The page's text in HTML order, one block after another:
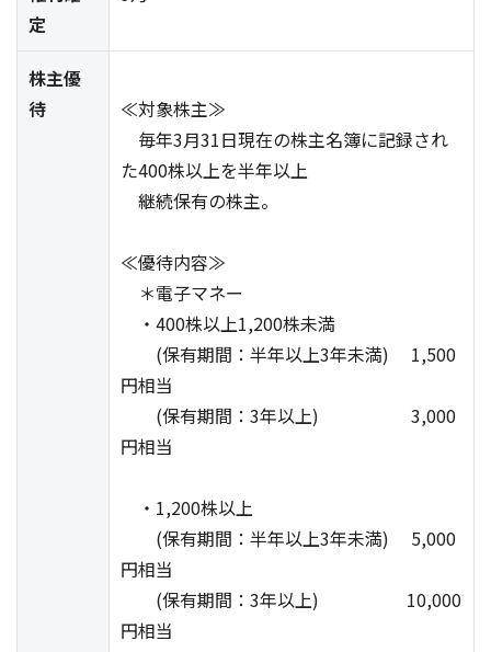
定
株主優
待
≪対象株主≫
毎年3月31日現在の株主名簿に記録され
た400株以上を半年以上
継続保有の株主。
≪優待内容≫
＊電子マネー
・400株以上1,200株未満
(保有期間：半年以上3年未満) 1,500
円相当
(保有期間：3年以上) 3,000
円相当
・1,200株以上
(保有期間：半年以上3年未満) 5,000
円相当
(保有期間：3年以上) 10,000
円相当